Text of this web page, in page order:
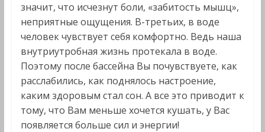
значит, что исчезнут боли, «забитость мышц»,
неприятные ощущения. В-третьих, в воде
человек чувствует себя комфортно. Ведь наша
внутриутробная жизнь протекала в воде.
Поэтому после бассейна Вы почувствуете, как
расслабились, как поднялось настроение,
каким здоровым стал сон. А все это приводит к
тому, что Вам меньше хочется кушать, у Вас
появляется больше сил и энергии!